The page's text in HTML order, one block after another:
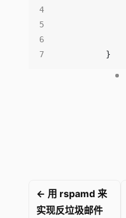
4
5
6
7
}
← 用 rspamd 来
实现反垃圾邮件